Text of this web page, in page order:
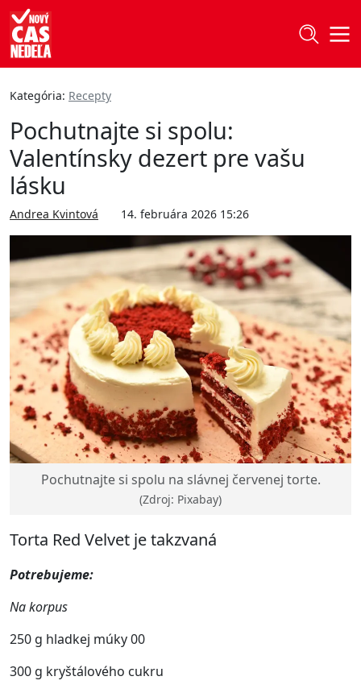
Kategória: Recepty
Pochutnajte si spolu:
Valentínsky dezert pre vašu
lásku
Andrea Kvintová 14. februára 2026 15:26
Pochutnajte si spolu na slávnej červenej torte.
(Zdroj: Pixabay)
Torta Red Velvet je takzvaná
Potrebujeme:
Na korpus
250 g hladkej múky 00
300 g kryštálového cukru